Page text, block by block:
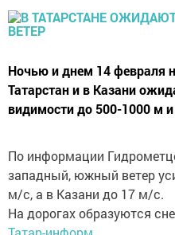
Ночью и днем 14 февраля
Татарстан и в Казани
видимости до 500-1000 м
По информации
западный, южный ветер
м/с, а в Казани до 17 м/с.
На дорогах образуются